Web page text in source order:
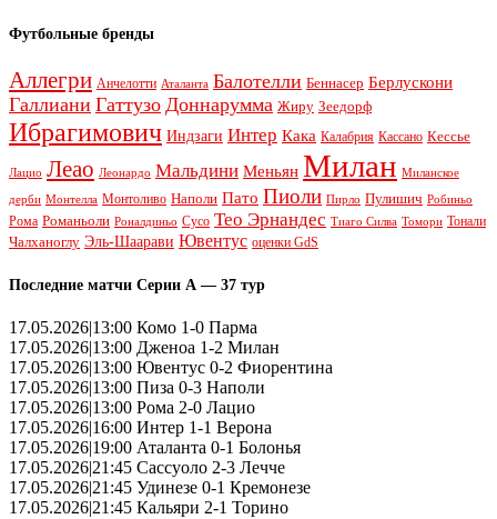
Футбольные бренды
Аллегри Анчелотти Аталанта Балотелли Беннасер Берлускони
Галлиани Гаттузо Доннарумма Жиру Зеедорф
Ибрагимович Индзаги Интер Кака Калабрия Кассано Кессье
Лацио Леао Леонардо Мальдини Меньян Милан Миланское
дерби Монтелла Монтоливо Наполи Пато Пиоли Пирло Пулишич Робиньо
Рома Романьоли Роналдиньо Сусо Тео Эрнандес Тиаго Силва Томори Тонали
Чалханоглу Эль-Шаарави Ювентус оценки GdS
Последние матчи Серии А — 37 тур
17.05.2026|13:00 Комо 1-0 Парма
17.05.2026|13:00 Дженоа 1-2 Милан
17.05.2026|13:00 Ювентус 0-2 Фиорентина
17.05.2026|13:00 Пиза 0-3 Наполи
17.05.2026|13:00 Рома 2-0 Лацио
17.05.2026|16:00 Интер 1-1 Верона
17.05.2026|19:00 Аталанта 0-1 Болонья
17.05.2026|21:45 Сассуоло 2-3 Лечче
17.05.2026|21:45 Удинезе 0-1 Кремонезе
17.05.2026|21:45 Кальяри 2-1 Торино